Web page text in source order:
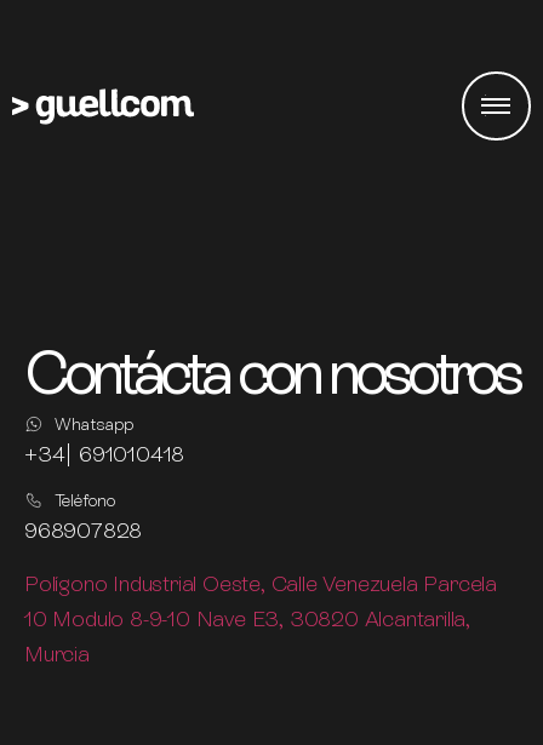
Contácta con nosotros
Whatsapp
+34| 691010418
Teléfono
968907828
Polígono Industrial Oeste, Calle Venezuela Parcela
10 Modulo 8-9-10 Nave E3, 30820 Alcantarilla,
Murcia